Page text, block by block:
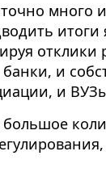
много
отклики
банки, и
и